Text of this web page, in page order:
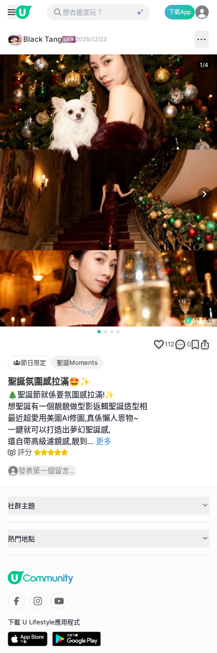
下載App
Black Tang 2025/12/23
1/4
112 0
節日限定 聖誕Moments
聖誕氛圍感拉滿🤩✨
🎄聖誕節就係要氛圍感拉滿!✨
想聖誕有一個靚靚做型影返輯聖誕造型相
最近超愛用美圖AI修圖,真係懶人恩物~
一鍵就可以打造出夢幻聖誕感,
還自帶高級濾鏡感,靚到 ... 更多
評分
發表第一個留言...
社群主題
熱門地點
下載 U Lifestyle應用程式